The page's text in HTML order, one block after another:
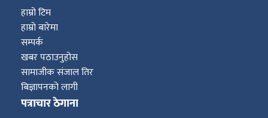
हाम्रो टिम
हाम्रो बारेमा
सम्पर्क
खबर पठाउनुहोस
सामाजीक संजाल तिर
बिज्ञापनको लागी
पत्राचार ठेगाना